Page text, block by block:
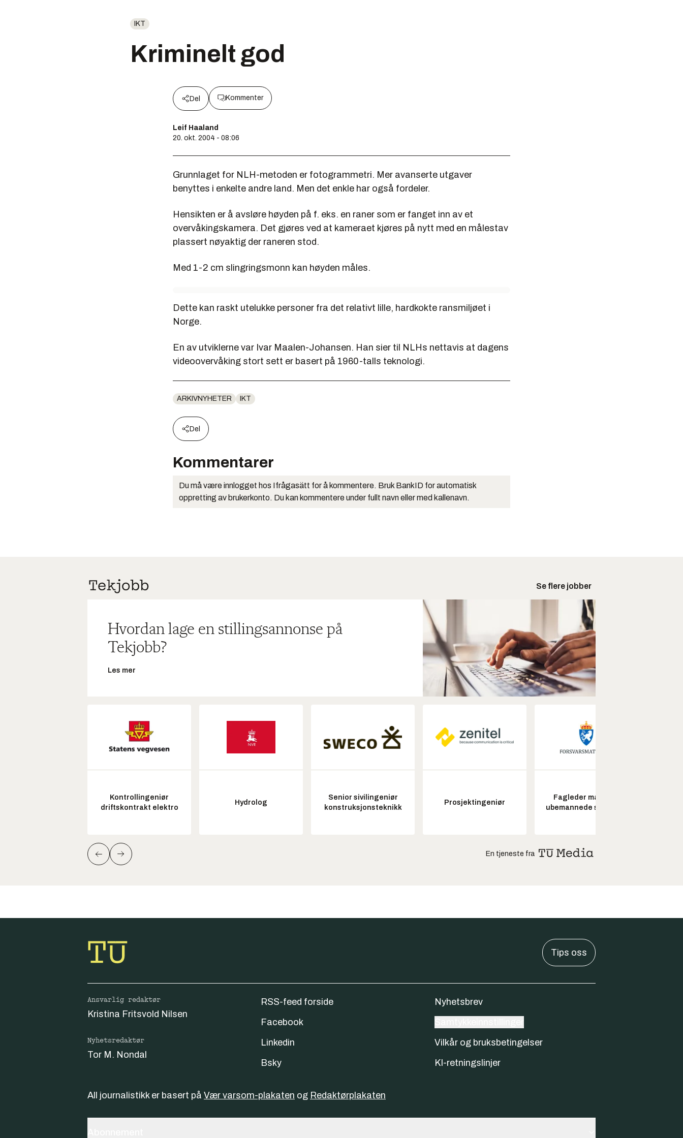
IKT
Kriminelt god
Del Kommenter
Leif Haaland
20. okt. 2004 - 08:06
Grunnlaget for NLH-metoden er fotogrammetri. Mer avanserte utgaver
benyttes i enkelte andre land. Men det enkle har også fordeler.
Hensikten er å avsløre høyden på f. eks. en raner som er fanget inn av et
overvåkingskamera. Det gjøres ved at kameraet kjøres på nytt med en målestav
plassert nøyaktig der raneren stod.
Med 1-2 cm slingringsmonn kan høyden måles.
Dette kan raskt utelukke personer fra det relativt lille, hardkokte ransmiljøet i
Norge.
En av utviklerne var Ivar Maalen-Johansen. Han sier til NLHs nettavis at dagens
videoovervåking stort sett er basert på 1960-talls teknologi.
ARKIVNYHETER IKT
Del
Kommentarer
Du må være innlogget hos Ifrågasätt for å kommentere. Bruk BankID for automatisk
oppretting av brukerkonto. Du kan kommentere under fullt navn eller med kallenavn.
Se flere jobber
Hvordan lage en stillingsannonse på
Tekjobb?
Les mer
Kontrollingeniør
driftskontrakt elektro
Hydrolog
Senior sivilingeniør
konstruksjonsteknikk
Prosjektingeniør
Fagleder maritime
ubemannede systemer
En tjeneste fra
Tips oss
Ansvarlig redaktør
Kristina Fritsvold Nilsen
Nyhetsredaktør
Tor M. Nondal
RSS-feed forside
Facebook
Linkedin
Bsky
Nyhetsbrev
Vilkår og bruksbetingelser
KI-retningslinjer
All journalistikk er basert på Vær varsom-plakaten og Redaktørplakaten